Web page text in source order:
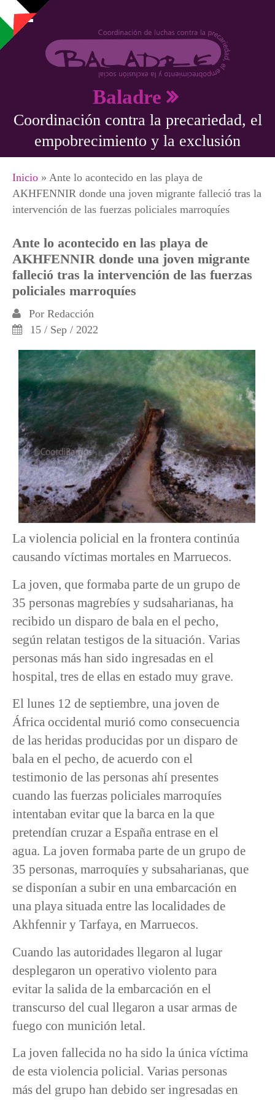
Pasar al contenido principal
Baladre
Coordinación contra la precariedad, el
empobrecimiento y la exclusión
Se encuentra usted aquí
Inicio » Ante lo acontecido en las playa de
AKHFENNIR donde una joven migrante falleció tras la
intervención de las fuerzas policiales marroquíes
Ante lo acontecido en las playa de
AKHFENNIR donde una joven migrante
falleció tras la intervención de las fuerzas
policiales marroquíes
Por Redacción
15 / Sep / 2022
La violencia policial en la frontera continúa
causando víctimas mortales en Marruecos.
La joven, que formaba parte de un grupo de
35 personas magrebíes y sudsaharianas, ha
recibido un disparo de bala en el pecho,
según relatan testigos de la situación. Varias
personas más han sido ingresadas en el
hospital, tres de ellas en estado muy grave.
El lunes 12 de septiembre, una joven de
África occidental murió como consecuencia
de las heridas producidas por un disparo de
bala en el pecho, de acuerdo con el
testimonio de las personas ahí presentes
cuando las fuerzas policiales marroquíes
intentaban evitar que la barca en la que
pretendían cruzar a España entrase en el
agua. La joven formaba parte de un grupo de
35 personas, marroquíes y subsaharianas, que
se disponían a subir en una embarcación en
una playa situada entre las localidades de
Akhfennir y Tarfaya, en Marruecos.
Cuando las autoridades llegaron al lugar
desplegaron un operativo violento para
evitar la salida de la embarcación en el
transcurso del cual llegaron a usar armas de
fuego con munición letal.
La joven fallecida no ha sido la única víctima
de esta violencia policial. Varias personas
más del grupo han debido ser ingresadas en